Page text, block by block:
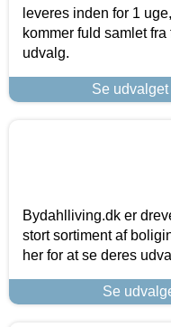
leveres inden for 1
kommer fuld samlet
udvalg.
Se
Bydahlliving.dk er
stort sortiment af
her for at se deres
Se